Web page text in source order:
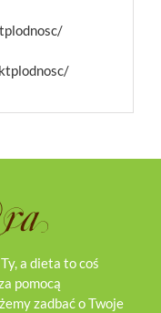
a dieta to coś
pomocą
zadbać o Twoje